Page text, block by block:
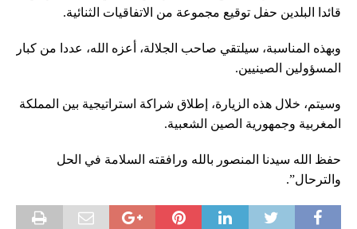
قائدا البلدين حفل توقيع مجموعة من الاتفاقيات الثنائية.
وبهذه المناسبة، سيلتقي صاحب الجلالة، أعزه الله، عددا من كبار
المسؤولين الصينيين.
وسيتم، خلال هذه الزيارة، إطلاق شراكة استراتيجية بين المملكة
المغربية وجمهورية الصين الشعبية.
حفظ الله سيدنا المنصور بالله ورافقته السلامة في الحل
والترحال”.